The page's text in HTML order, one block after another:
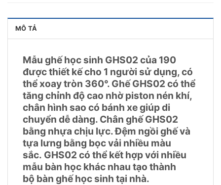
MÔ TẢ
Mẫu ghế học sinh GHS02 của 190
được thiết kế cho 1 người sử dụng, có
thể xoay tròn 360°. Ghế GHS02 có thể
tăng chỉnh độ cao nhờ piston nén khí,
chân hình sao có bánh xe giúp di
chuyển dễ dàng. Chân ghế GHS02
bằng nhựa chịu lực. Đệm ngồi ghế và
tựa lưng bằng bọc vải nhiều màu
sắc. GHS02 có thể kết hợp với nhiều
mẫu bàn học khác nhau tạo thành
bộ bàn ghế học sinh tại nhà.